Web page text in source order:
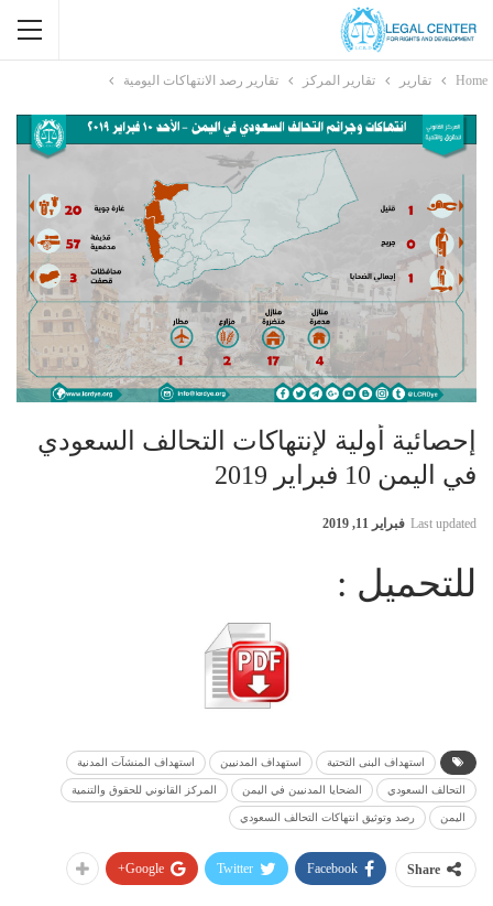
Home تقارير تقارير المركز تقارير رصد الانتهاكات اليومية
إحصائية أولية لإنتهاكات التحالف السعودي
في اليمن 10 فبراير 2019
Last updated فبراير 11, 2019
للتحميل :
استهداف البنى التحتية استهداف المدنيين استهداف المنشآت المدنية
التحالف السعودي الضحايا المدنيين في اليمن المركز القانوني للحقوق والتنمية
اليمن رصد وتوثيق انتهاكات التحالف السعودي
Share
Facebook
Twitter
Google+